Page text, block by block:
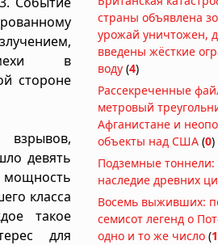
в
стороне
девять
мощность
класса
такое
для
страны объявлена
урожай уничтожен,
введены жёсткие
воду (4)
Рассекреченные
метровый
Афганистане и
объекты над США (0)
Подземные тоннели:
наследие древних
Восемь выживших:
семисот легенд о
одно и то же число (1